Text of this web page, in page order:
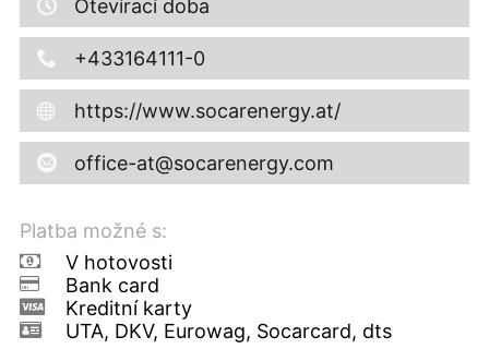
Otevírací doba
+433164111-0
https://www.socarenergy.at/
office-at@socarenergy.com
Platba možné s:
V hotovosti
Bank card
Kreditní karty
UTA, DKV, Eurowag, Socarcard, dts